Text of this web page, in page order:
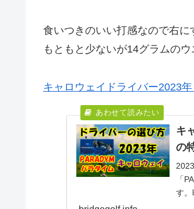
食いつきのいい打感なので右
もともと少ないが14グラムの
キャロウェイドライバー2023
キ
の
「
す。